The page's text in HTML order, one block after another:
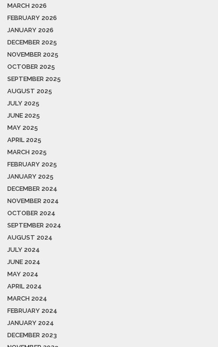
MARCH 2026
FEBRUARY 2026
JANUARY 2026
DECEMBER 2025
NOVEMBER 2025
OCTOBER 2025
SEPTEMBER 2025
AUGUST 2025
JULY 2025
JUNE 2025
MAY 2025
APRIL 2025
MARCH 2025
FEBRUARY 2025
JANUARY 2025
DECEMBER 2024
NOVEMBER 2024
OCTOBER 2024
SEPTEMBER 2024
AUGUST 2024
JULY 2024
JUNE 2024
MAY 2024
APRIL 2024
MARCH 2024
FEBRUARY 2024
JANUARY 2024
DECEMBER 2023